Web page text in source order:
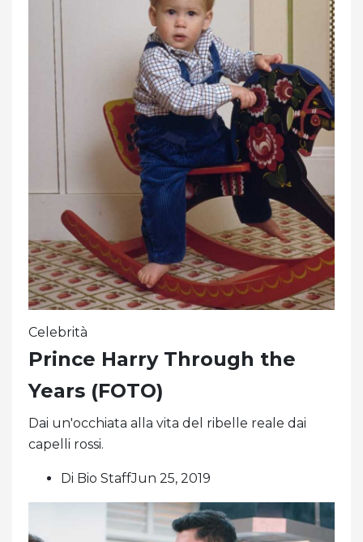
Celebrità
Prince Harry Through the
Years (FOTO)
Dai un'occhiata alla vita del ribelle reale dai
capelli rossi.
Di Bio StaffJun 25, 2019